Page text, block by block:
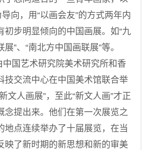
导向，用“以画会友”的方式两年内
初步明显倾向的中国画展。如“九
”、“南北方中国画联展”等。
中国艺术研究院美术研究所和香
技交流中心在中国美术馆联合举
文人画展”，至此“新文人画”才正
念提出来。他们在第一次展览之
地点连续举办了十届展览，在当
映了新时期的新思想和新的审美